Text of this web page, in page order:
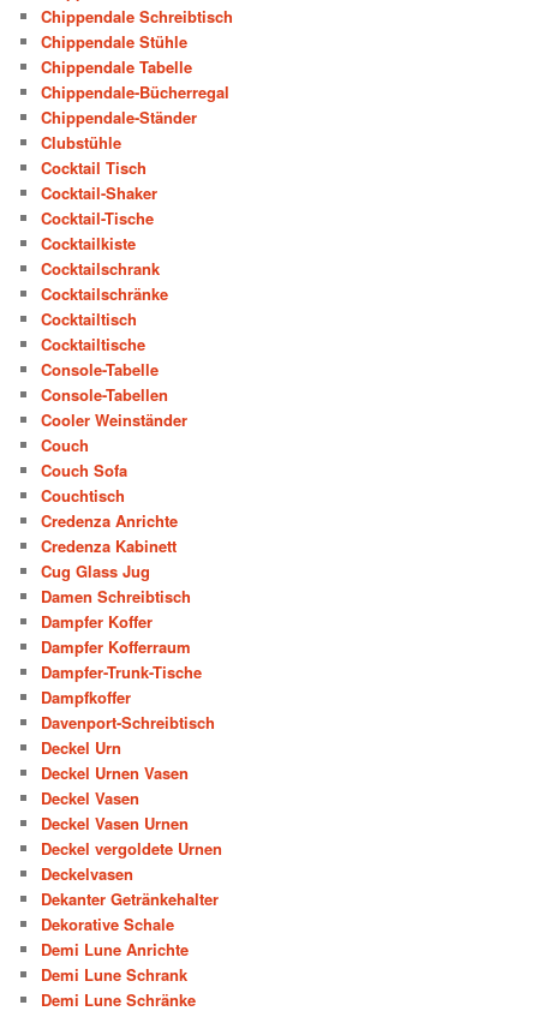
Chippendale Schreibtisch
Chippendale Stühle
Chippendale Tabelle
Chippendale-Bücherregal
Chippendale-Ständer
Clubstühle
Cocktail Tisch
Cocktail-Shaker
Cocktail-Tische
Cocktailkiste
Cocktailschrank
Cocktailschränke
Cocktailtisch
Cocktailtische
Console-Tabelle
Console-Tabellen
Cooler Weinständer
Couch
Couch Sofa
Couchtisch
Credenza Anrichte
Credenza Kabinett
Cug Glass Jug
Damen Schreibtisch
Dampfer Koffer
Dampfer Kofferraum
Dampfer-Trunk-Tische
Dampfkoffer
Davenport-Schreibtisch
Deckel Urn
Deckel Urnen Vasen
Deckel Vasen
Deckel Vasen Urnen
Deckel vergoldete Urnen
Deckelvasen
Dekanter Getränkehalter
Dekorative Schale
Demi Lune Anrichte
Demi Lune Schrank
Demi Lune Schränke